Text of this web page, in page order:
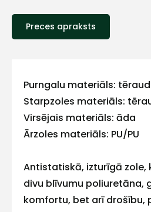
Preces apraksts
Purngalu materiāls:
Starpzoles materiāls:
Virsējais materiāls: āda
Ārzoles materiāls: PU/PU
Antistatiskā, izturīgā
divu blīvumu poliuretāna,
komfortu, bet arī drošību,
ar
pēc
+